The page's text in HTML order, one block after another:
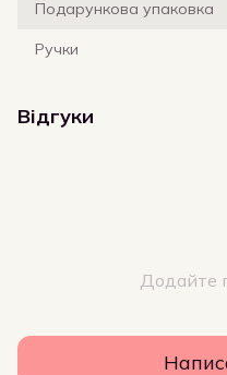
Подарункова упаковка
Ручки
Відгуки
Додайте